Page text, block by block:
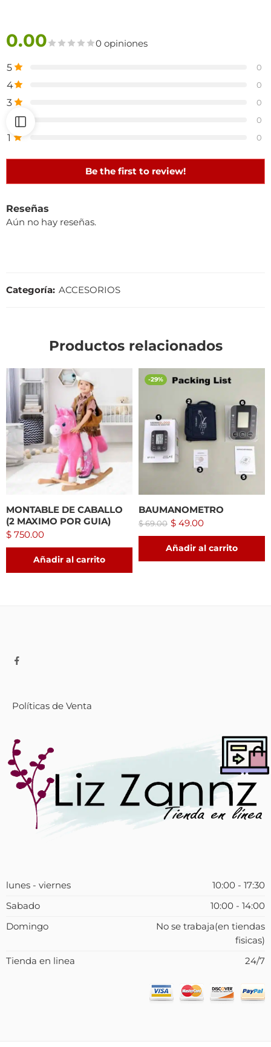
0.00 0 opiniones
5 0
4 0
3 0
0
1 0
Be the first to review!
Reseñas
Aún no hay reseñas.
Categoría: ACCESORIOS
Productos relacionados
MONTABLE DE CABALLO
(2 MAXIMO POR GUIA)
$ 750.00
Añadir al carrito
-29%
BAUMANOMETRO
$69.00 $ 49.00
Añadir al carrito
Políticas de Venta
lunes - viernes
10:00 - 17:30
Sabado
10:00 - 14:00
Domingo
No se trabaja(en tiendas
fisicas)
Tienda en linea
24/7